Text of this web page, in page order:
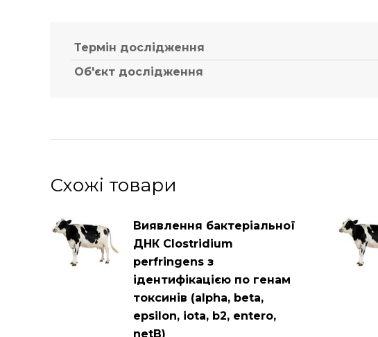
Термін дослідження
Об'єкт дослідження
Схожі товари
Виявлення бактеріальної
ДНК Clostridium
perfringens з
ідентифікацією по генам
токсинів (alpha, beta,
epsilon, iota, b2, entero,
netB)